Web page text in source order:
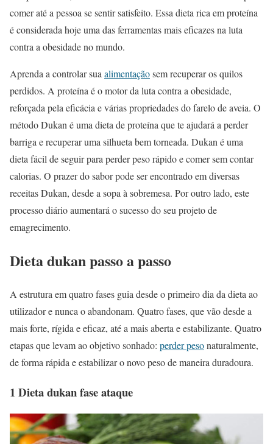
comer até a pessoa se sentir satisfeito. Essa dieta rica em proteína
é considerada hoje uma das ferramentas mais eficazes na luta
contra a obesidade no mundo.
Aprenda a controlar suaalimentaçãosem recuperar os quilos
perdidos. A proteína é o motor da luta contra a obesidade,
reforçada pela eficácia e várias propriedades do farelo de aveia. O
método Dukan é uma dieta de proteína que te ajudará a perder
barriga e recuperar uma silhueta bem torneada. Dukan é uma
dieta fácil de seguir para perder peso rápido e comer sem contar
calorias. O prazer do sabor pode ser encontrado em diversas
receitas Dukan, desde a sopa à sobremesa. Por outro lado, este
processo diário aumentará o sucesso do seu projeto de
emagrecimento.
Dieta dukan passo a passo
A estrutura em quatro fases guia desde o primeiro dia da dieta ao
utilizador e nunca o abandonam. Quatro fases, que vão desde a
mais forte, rígida e eficaz, até a mais aberta e estabilizante. Quatro
etapas que levam ao objetivo sonhado: perder pesonaturalmente,
de forma rápida e estabilizar o novo peso de maneira duradoura.
1 Dieta dukan fase ataque